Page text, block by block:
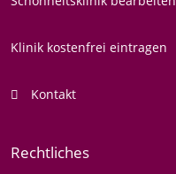
Klinik kostenfrei eintragen
Kontakt
Rechtliches